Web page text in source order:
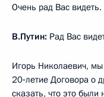
Очень рад Вас видеть.
В.Путин: Рад Вас
Игорь Николаевич,
20‑летие Договора о
сказать, что это были